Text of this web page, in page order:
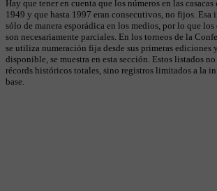
Hay que tener en cuenta que los números en las casacas
1949 y que hasta 1997 eran consecutivos, no fijos. Esa
sólo de manera esporádica en los medios, por lo que
son necesariamente parciales. En los torneos de la
se utiliza numeración fija desde sus primeras ediciones
disponible, se muestra en esta sección. Estos listados
récords históricos totales, sino registros limitados a la
base.